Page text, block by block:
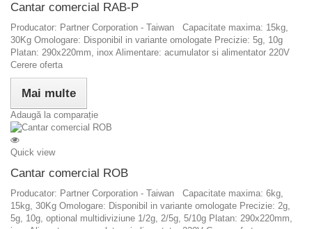
Cantar comercial RAB-P
Producator: Partner Corporation - Taiwan Capacitate maxima: 15kg,
30Kg Omologare: Disponibil in variante omologate Precizie: 5g, 10g
Platan: 290x220mm, inox Alimentare: acumulator si alimentator 220V
Cerere oferta
Mai multe
Adaugă la comparație
Quick view
Cantar comercial ROB
Producator: Partner Corporation - Taiwan Capacitate maxima: 6kg,
15kg, 30Kg Omologare: Disponibil in variante omologate Precizie: 2g,
5g, 10g, optional multidiviziune 1/2g, 2/5g, 5/10g Platan: 290x220mm,